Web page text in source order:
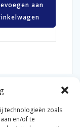
technologieën zoals
en/of te
aan